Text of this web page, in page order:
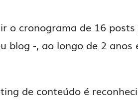
o cronograma de 16
blog -, ao longo de 2
de conteúdo é